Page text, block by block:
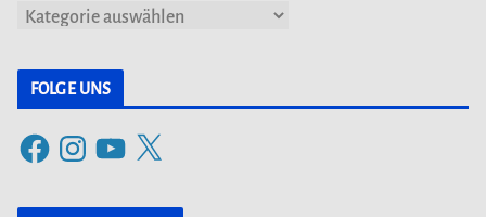
g
FOLGE UNS
F
c
s
Y
u
X